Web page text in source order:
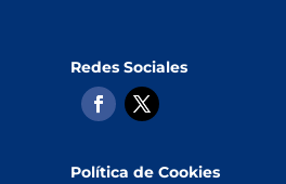
Redes Sociales
Política de Cookies